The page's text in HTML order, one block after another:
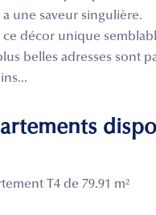
une saveur singulière.
décor unique
belles adresses sont
T4 de 79.91 m²